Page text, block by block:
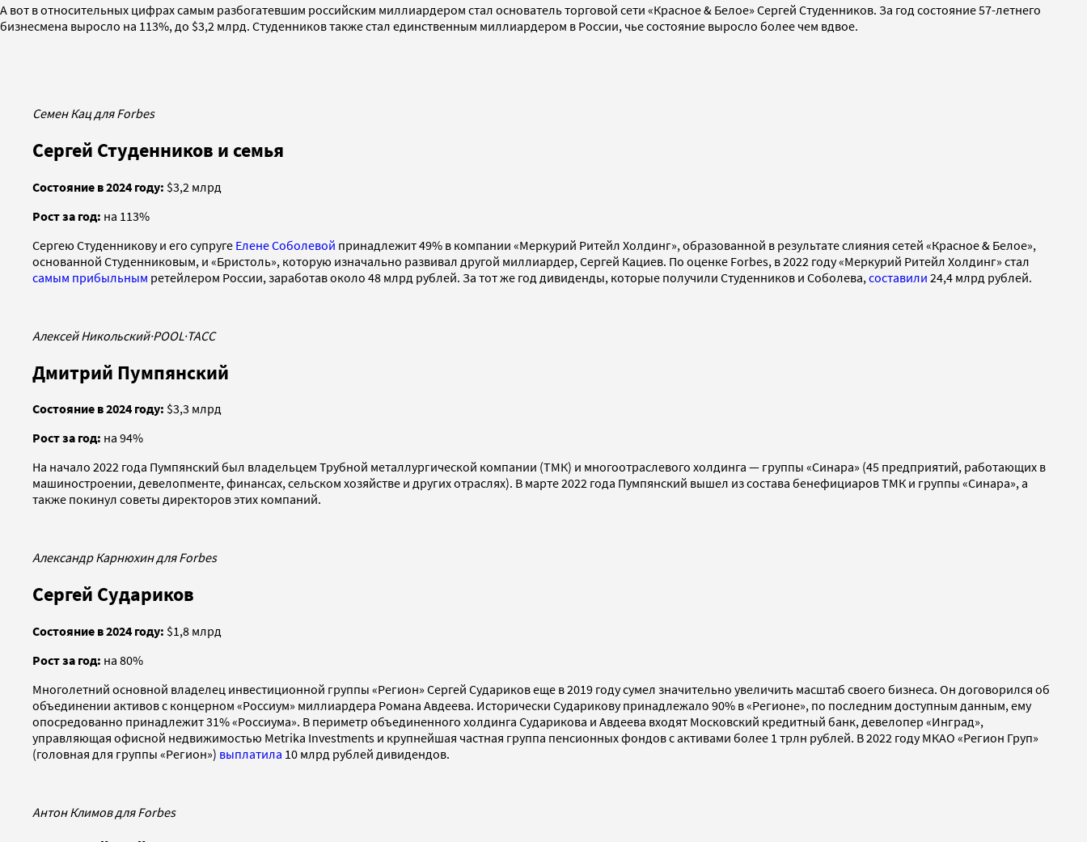
А вот в относительных цифрах самым разбогатевшим российским миллиардером стал основатель торговой сети «Красное & Белое» Сергей Студенников. За год состояние 57-летнего
бизнесмена выросло на 113%, до $3,2 млрд. Студенников также стал единственным миллиардером в России, чье состояние выросло более чем вдвое.
Семен Кац для Forbes
Сергей Студенников и семья
Состояние в 2024 году: $3,2 млрд
Рост за год: на 113%
Сергею Студенникову и его супруге Елене Соболевой принадлежит 49% в компании «Меркурий Ритейл Холдинг», образованной в результате слияния сетей «Красное & Белое»,
основанной Студенниковым, и «Бристоль», которую изначально развивал другой миллиардер, Сергей Кациев. По оценке Forbes, в 2022 году «Меркурий Ритейл Холдинг» стал
самым прибыльным ретейлером России, заработав около 48 млрд рублей. За тот же год дивиденды, которые получили Студенников и Соболева, составили 24,4 млрд рублей.
Алексей Никольский·POOL·ТАСС
Дмитрий Пумпянский
Состояние в 2024 году: $3,3 млрд
Рост за год: на 94%
На начало 2022 года Пумпянский был владельцем Трубной металлургической компании (ТМК) и многоотраслевого холдинга — группы «Синара» (45 предприятий, работающих в
машиностроении, девелопменте, финансах, сельском хозяйстве и других отраслях). В марте 2022 года Пумпянский вышел из состава бенефициаров ТМК и группы «Синара», а
также покинул советы директоров этих компаний.
Александр Карнюхин для Forbes
Сергей Судариков
Состояние в 2024 году: $1,8 млрд
Рост за год: на 80%
Многолетний основной владелец инвестиционной группы «Регион» Сергей Судариков еще в 2019 году сумел значительно увеличить масштаб своего бизнеса. Он договорился об
объединении активов с концерном «Россиум» миллиардера Романа Авдеева. Исторически Сударикову принадлежало 90% в «Регионе», по последним доступным данным, ему
опосредованно принадлежит 31% «Россиума». В периметр объединенного холдинга Сударикова и Авдеева входят Московский кредитный банк, девелопер «Инград»,
управляющая офисной недвижимостью Metrika Investments и крупнейшая частная группа пенсионных фондов с активами более 1 трлн рублей. В 2022 году МКАО «Регион Груп»
(головная для группы «Регион») выплатила 10 млрд рублей дивидендов.
Антон Климов для Forbes